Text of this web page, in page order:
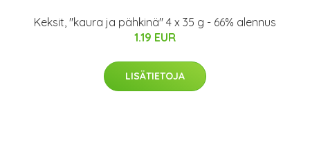
Keksit, "kaura ja pähkinä" 4 x 35 g - 66% alennus
1.19 EUR
LISÄTIETOJA